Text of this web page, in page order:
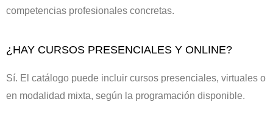
competencias profesionales concretas.
¿HAY CURSOS PRESENCIALES Y ONLINE?
Sí. El catálogo puede incluir cursos presenciales, virtuales o
en modalidad mixta, según la programación disponible.